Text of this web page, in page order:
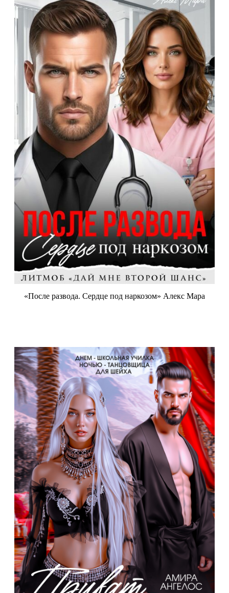
«После развода. Сердце под наркозом» Алекс Мара